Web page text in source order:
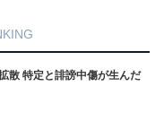
散 特定と誹謗中傷が生んだ